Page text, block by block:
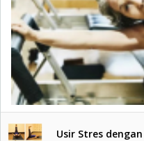
Usir Stres